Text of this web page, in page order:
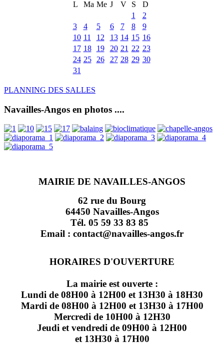
L
Ma Me J V S
D
1
2
3
4 5 6 7 8
9
10 11 12 13 14 15 16
17 18 19 20 21 22 23
24 25 26 27 28 29 30
31
PLANNING DES SALLES
Navailles-Angos en photos ....
MAIRIE DE NAVAILLES-ANGOS
62 rue du Bourg
64450 Navailles-Angos
Tél. 05 59 33 83 85
Email : contact@navailles-angos.fr
HORAIRES D'OUVERTURE
La mairie est ouverte :
Lundi de 08H00 à 12H00 et 13H30 à 18H30
Mardi de 08H00 à 12H00 et 13H30 à 17H00
Mercredi de 10H00 à 12H30
Jeudi et vendredi de 09H00 à 12H00
et 13H30 à 17H00